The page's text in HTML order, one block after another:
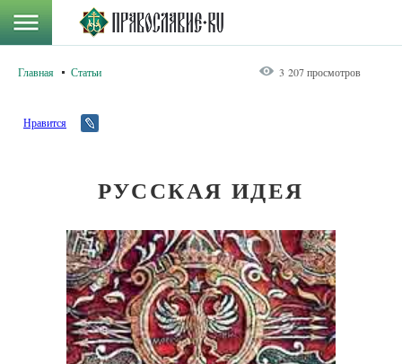
Главная Статьи 3 207 просмотров
Нравится
РУССКАЯ ИДЕЯ